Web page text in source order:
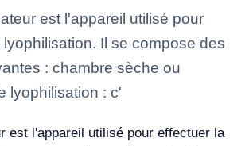
est l'appareil utilisé pour
Il se compose des
: chambre sèche ou
lyophilisation : c'
est l'appareil utilisé pour effectuer la